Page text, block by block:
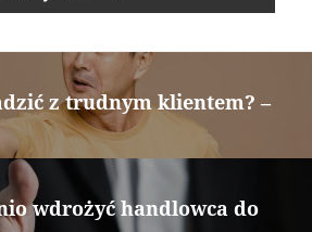
z trudnym klientem? –
wdrożyć handlowca do